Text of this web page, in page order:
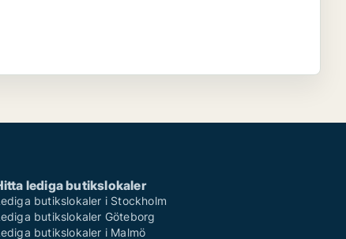
lediga butikslokaler
butikslokaler i Stockholm
butikslokaler Göteborg
butikslokaler i Malmö